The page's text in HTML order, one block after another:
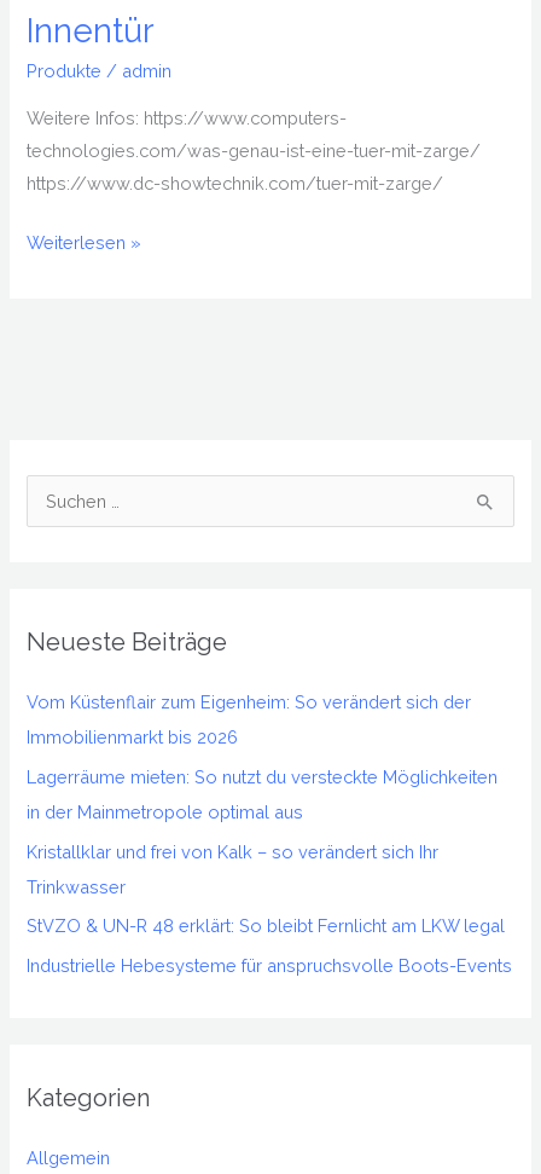
Innentür
Produkte / admin
Weitere Infos: https://www.computers-
technologies.com/was-genau-ist-eine-tuer-mit-zarge/
https://www.dc-showtechnik.com/tuer-mit-zarge/
Weiterlesen »
e
c
h
:
Neueste Beiträge
Vom Küstenflair zum Eigenheim: So verändert sich der
Immobilienmarkt bis 2026
Lagerräume mieten: So nutzt du versteckte Möglichkeiten
in der Mainmetropole optimal aus
Kristallklar und frei von Kalk – so verändert sich Ihr
Trinkwasser
StVZO & UN-R 48 erklärt: So bleibt Fernlicht am LKW legal
Industrielle Hebesysteme für anspruchsvolle Boots-Events
Kategorien
Allgemein